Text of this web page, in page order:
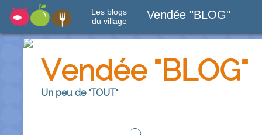
Les blogs
du village
Vendée "BLOG"
Vendée "BLOG"
Un peu de "TOUT"